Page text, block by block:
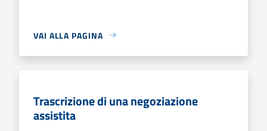
VAI ALLA PAGINA
Trascrizione di una negoziazione
assistita